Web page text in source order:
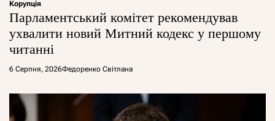
Корупція
Парламентський комітет рекомендував
ухвалити новий Митний кодекс у першому
читанні
6 Серпня, 2026Федоренко Світлана